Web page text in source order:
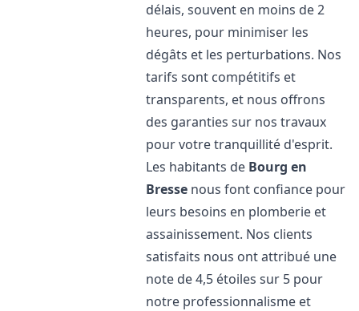
délais, souvent en moins de 2
heures, pour minimiser les
dégâts et les perturbations. Nos
tarifs sont compétitifs et
transparents, et nous offrons
des garanties sur nos travaux
pour votre tranquillité d'esprit.
Les habitants de Bourg en
Bresse nous font confiance pour
leurs besoins en plomberie et
assainissement. Nos clients
satisfaits nous ont attribué une
note de 4,5 étoiles sur 5 pour
notre professionnalisme et